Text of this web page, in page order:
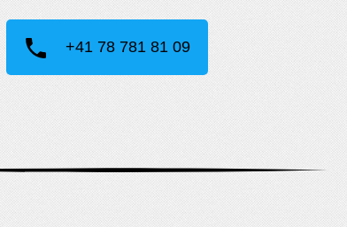
+41 78 781 81 09